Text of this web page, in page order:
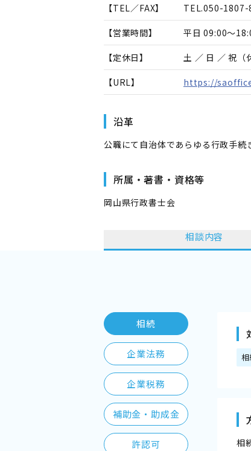
【TEL／FAX】 TEL.050-1807-
【営業時間】 平日 09:00～
【定休日】 土 ／ 日 ／ 祝（
【URL】 https://
沿革
公職にて自治体であらゆる行政手続
所属・著書・資格等
岡山県行政書士会
相談内容
相続
企業法務
企業税務
補助金・助成金
許認可
相